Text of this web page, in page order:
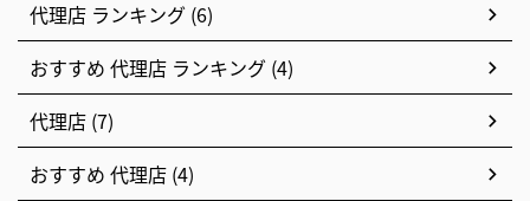
代理店 ランキング (6)
おすすめ 代理店 ランキング (4)
代理店 (7)
おすすめ 代理店 (4)